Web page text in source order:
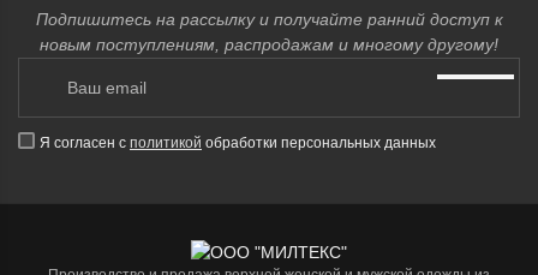
Подпишитесь на рассылку и получайте ранний доступ к
новым поступлениям, распродажам и многому другому!
Я согласен с политикой обработки персональных данных